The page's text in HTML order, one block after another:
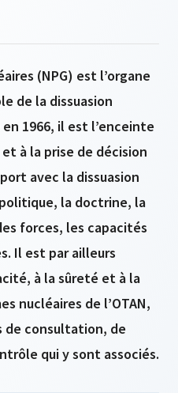
(NPG) est l’organe
de la dissuasion
en 1966, il est l’enceinte
à la prise de décision
avec la dissuasion
la doctrine, la
forces, les capacités
Il est par ailleurs
à la sûreté et à la
nucléaires de l’OTAN,
de consultation, de
qui y sont associés.